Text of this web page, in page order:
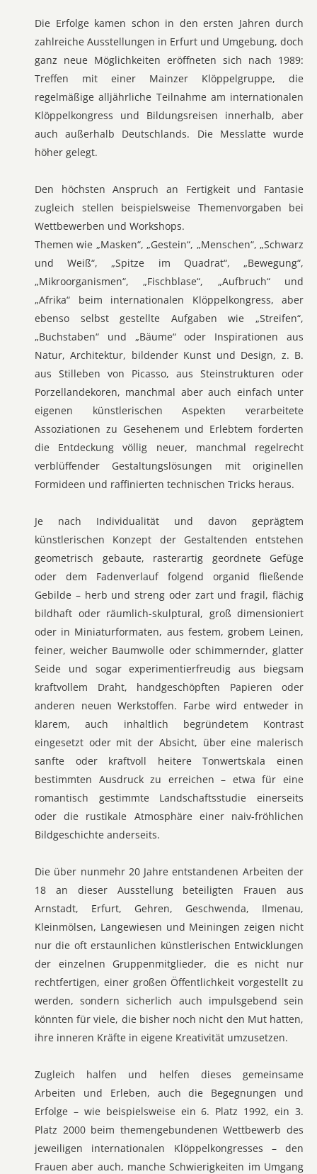
Die Erfolge kamen schon in den ersten Jahren durch
zahlreiche Ausstellungen in Erfurt und Umgebung, doch
ganz neue Möglichkeiten eröffneten sich nach 1989:
Treffen mit einer Mainzer Klöppelgruppe, die
regelmäßige alljährliche Teilnahme am internationalen
Klöppelkongress und Bildungsreisen innerhalb, aber
auch außerhalb Deutschlands. Die Messlatte wurde
höher gelegt.
Den höchsten Anspruch an Fertigkeit und Fantasie
zugleich stellen beispielsweise Themenvorgaben bei
Wettbewerben und Workshops.
Themen wie „Masken“, „Gestein“, „Menschen“, „Schwarz
und Weiß“, „Spitze im Quadrat“, „Bewegung“,
„Mikroorganismen“, „Fischblase“, „Aufbruch“ und
„Afrika“ beim internationalen Klöppelkongress, aber
ebenso selbst gestellte Aufgaben wie „Streifen“,
„Buchstaben“ und „Bäume“ oder Inspirationen aus
Natur, Architektur, bildender Kunst und Design, z. B.
aus Stilleben von Picasso, aus Steinstrukturen oder
Porzellandekoren, manchmal aber auch einfach unter
eigenen künstlerischen Aspekten verarbeitete
Assoziationen zu Gesehenem und Erlebtem forderten
die Entdeckung völlig neuer, manchmal regelrecht
verblüffender Gestaltungslösungen mit originellen
Formideen und raffinierten technischen Tricks heraus.
Je nach Individualität und davon geprägtem
künstlerischen Konzept der Gestaltenden entstehen
geometrisch gebaute, rasterartig geordnete Gefüge
oder dem Fadenverlauf folgend organid fließende
Gebilde – herb und streng oder zart und fragil, flächig
bildhaft oder räumlich-skulptural, groß dimensioniert
oder in Miniaturformaten, aus festem, grobem Leinen,
feiner, weicher Baumwolle oder schimmernder, glatter
Seide und sogar experimentierfreudig aus biegsam
kraftvollem Draht, handgeschöpften Papieren oder
anderen neuen Werkstoffen. Farbe wird entweder in
klarem, auch inhaltlich begründetem Kontrast
eingesetzt oder mit der Absicht, über eine malerisch
sanfte oder kraftvoll heitere Tonwertskala einen
bestimmten Ausdruck zu erreichen – etwa für eine
romantisch gestimmte Landschaftsstudie einerseits
oder die rustikale Atmosphäre einer naiv-fröhlichen
Bildgeschichte anderseits.
Die über nunmehr 20 Jahre entstandenen Arbeiten der
18 an dieser Ausstellung beteiligten Frauen aus
Arnstadt, Erfurt, Gehren, Geschwenda, Ilmenau,
Kleinmölsen, Langewiesen und Meiningen zeigen nicht
nur die oft erstaunlichen künstlerischen Entwicklungen
der einzelnen Gruppenmitglieder, die es nicht nur
rechtfertigen, einer großen Öffentlichkeit vorgestellt zu
werden, sondern sicherlich auch impulsgebend sein
könnten für viele, die bisher noch nicht den Mut hatten,
ihre inneren Kräfte in eigene Kreativität umzusetzen.
Zugleich halfen und helfen dieses gemeinsame
Arbeiten und Erleben, auch die Begegnungen und
Erfolge – wie beispielsweise ein 6. Platz 1992, ein 3.
Platz 2000 beim themengebundenen Wettbewerb des
jeweiligen internationalen Klöppelkongresses – den
Frauen aber auch, manche Schwierigkeiten im Umgang